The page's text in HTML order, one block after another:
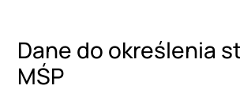
Dane do określenia
MŚP